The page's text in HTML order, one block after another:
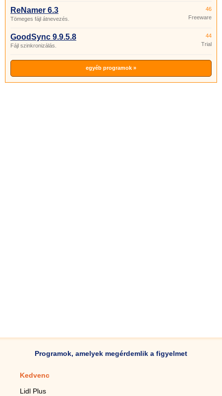
ReNamer 6.3
Tömeges fájl átnevezés.
46
Freeware
GoodSync 9.9.5.8
Fájl szinkronizálás.
44
Trial
egyéb programok »
Programok, amelyek megérdemlik a figyelmet
Kedvenc
Lidl Plus